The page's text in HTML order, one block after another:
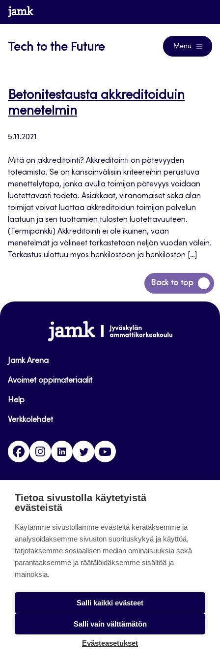
Siirry
suoraan
www.jamk.fi
Tech to the Future Menu
Betonitestausta akkreditoiduin
menetelmin
5.11.2021
Mitä on akkreditointi? Akkreditointi on pätevyyden
toteamista. Se on kansainvälisiin kriteereihin perustuva
menettelytapa, jonka avulla toimijan pätevyys voidaan
luotettavasti todeta. Asiakkaat, viranomaiset sekä alan
toimijat voivat luottaa akkreditoidun toimijan palvelun
laatuun ja sen tuottamien tulosten luotettavuuteen.
(Termipankki) Akkreditointi ei ole ikuinen, vaan
menetelmät ja välineet tarkastetaan neljän vuoden välein.
Tarkastus ulottuu myös henkilöstöön ja henkilöstön […]
Back to top
Siirry
takaisin
www.jamk.fi
Jamk Arena
Avoimet oppimateriaalit
Help
Verkkolehdet
FacebookInstagramLinkedinTwitter
päättynyt 11.9.2023.
About the site
Käyttöehdot
Saavutettavuusseloste
Alasottoilmoitus
Tietoa sivustolla käytetyistä
evästeistä
Käytämme sivustollamme evästeitä kerätäksemme ja
analysoidaksemme sivuston suorituskykyä ja käyttöä,
tarjotaksemme sosiaalisen median ominaisuuksia sekä
parantaaksemme ja räätälöidäksemme sisältöä ja
mainoksia.
Salli kaikki evästeet
Salli vain välttämätön
Evästeasetukset